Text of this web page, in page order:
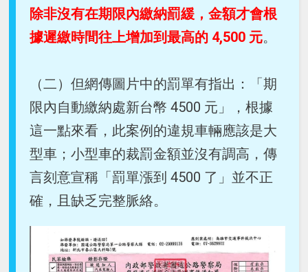
除非沒有在期限內繳納罰緩，金額才會根
據遲繳時間往上增加到最高的 4,500 元。
（二）但網傳圖片中的罰單有指出：「期
限內自動繳納處新台幣 4500 元」，根據
這一點來看，此案例的違規車輛應該是大
型車；小型車的裁罰金額並沒有調高，傳
言刻意宣稱「罰單漲到 4500 了」並不正
確，且缺乏完整脈絡。